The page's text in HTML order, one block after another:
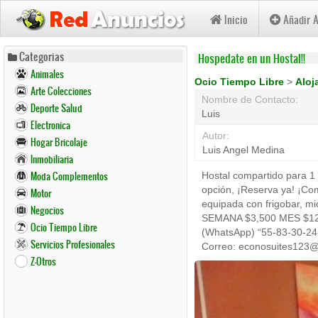
Pasar
contenido
principal
Inicio Añadir
Categorias
Animales
Arte Colecciones
Deporte Salud
Electronica
Hogar Bricolaje
Inmobiliaria
Moda Complementos
Motor
Negocios
Ocio Tiempo Libre
Servicios Profesionales
Z-Otros
Hospedate en un Hostal!!
Ocio Tiempo Libre >
Nombre de Contacto:
Luis
Autor:
Luis Angel Medina
Hostal compartido para
opción, ¡Reserva ya!
equipada con frigobar,
SEMANA $3,500 MES
(WhatsApp) “55-83-30-
Correo: